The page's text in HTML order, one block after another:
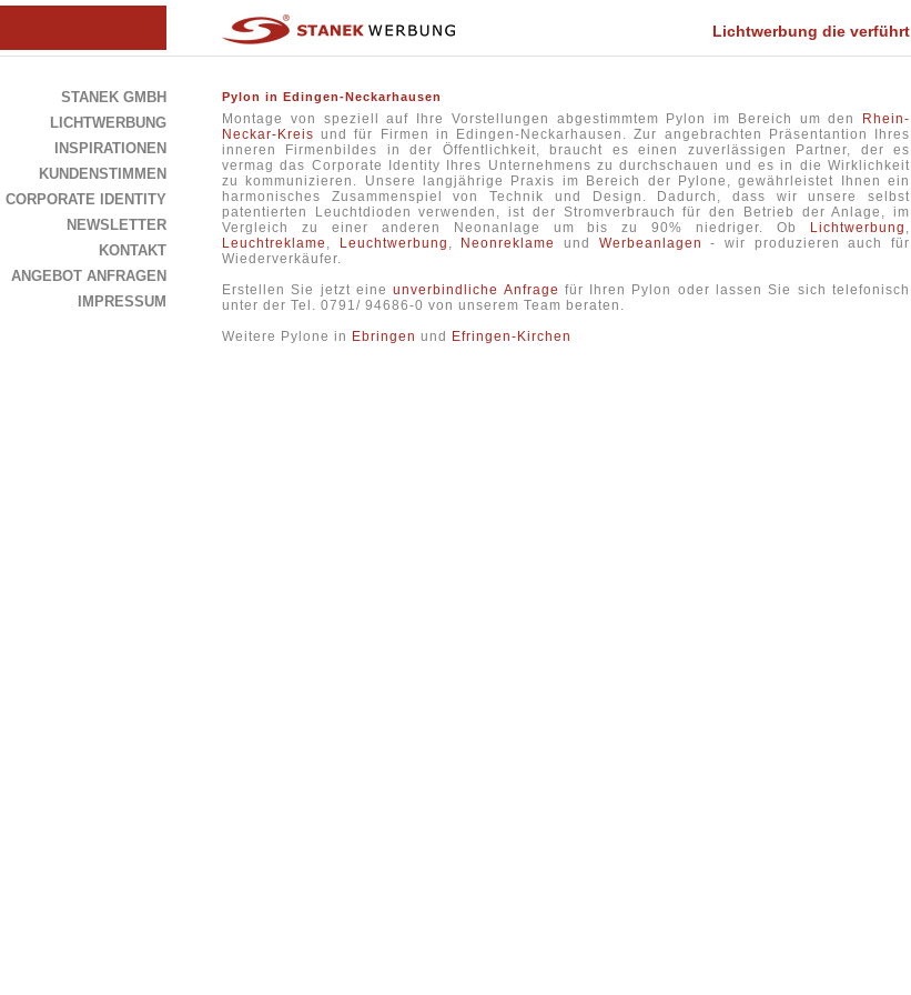
Lichtwerbung die verführt
STANEK GMBH
LICHTWERBUNG
INSPIRATIONEN
KUNDENSTIMMEN
CORPORATE IDENTITY
NEWSLETTER
KONTAKT
ANGEBOT ANFRAGEN
IMPRESSUM
Pylon in Edingen-Neckarhausen
Montage von speziell auf Ihre Vorstellungen abgestimmtem Pylon im Bereich um den
Rhein-
Neckar-Kreis und für Firmen in Edingen-Neckarhausen. Zur angebrachten Präsentantion Ihres
inneren Firmenbildes in der Öffentlichkeit, braucht es einen zuverlässigen Partner, der es
vermag das Corporate Identity Ihres Unternehmens zu durchschauen und es in die Wirklichkeit
zu kommunizieren. Unsere langjährige Praxis im Bereich der Pylone, gewährleistet Ihnen ein
harmonisches Zusammenspiel von Technik und Design. Dadurch, dass wir unsere selbst
patentierten Leuchtdioden verwenden, ist der Stromverbrauch für den Betrieb der Anlage, im
Vergleich zu einer anderen Neonanlage um bis zu 90% niedriger. Ob
Lichtwerbung ,
Leuchtreklame , Leuchtwerbung , Neonreklame und Werbeanlagen
- wir produzieren auch für
Wiederverkäufer.
Erstellen Sie jetzt eineunverbindliche Anfrage für Ihren Pylon oder lassen Sie sich telefonisch
unter der Tel. 0791/ 94686-0 von unserem Team beraten.
Weitere Pylone in Ebringen und Efringen-Kirchen